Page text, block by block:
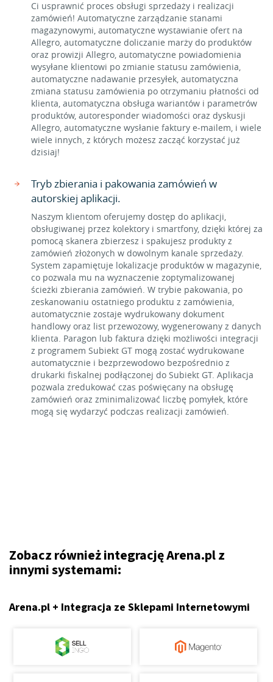
Ci usprawnić proces obsługi sprzedaży i realizacji
zamówień! Automatyczne zarządzanie stanami
magazynowymi, automatyczne wystawianie ofert na
Allegro, automatyczne doliczanie marży do produktów
oraz prowizji Allegro, automatyczne powiadomienia
wysyłane klientowi po zmianie statusu zamówienia,
automatyczne nadawanie przesyłek, automatyczna
zmiana statusu zamówienia po otrzymaniu płatności od
klienta, automatyczna obsługa wariantów i parametrów
produktów, autoresponder wiadomości oraz dyskusji
Allegro, automatyczne wysłanie faktury e-mailem, i wiele
wiele innych, z których możesz zacząć korzystać już
dzisiaj!
Tryb zbierania i pakowania zamówień w
autorskiej aplikacji.
Naszym klientom oferujemy dostęp do aplikacji,
obsługiwanej przez kolektory i smartfony, dzięki której za
pomocą skanera zbierzesz i spakujesz produkty z
zamówień złożonych w dowolnym kanale sprzedaży.
System zapamiętuje lokalizacje produktów w magazynie,
co pozwala mu na wyznaczenie zoptymalizowanej
ścieżki zbierania zamówień. W trybie pakowania, po
zeskanowaniu ostatniego produktu z zamówienia,
automatycznie zostaje wydrukowany dokument
handlowy oraz list przewozowy, wygenerowany z danych
klienta. Paragon lub faktura dzięki możliwości integracji
z programem Subiekt GT mogą zostać wydrukowane
automatycznie i bezprzewodowo bezpośrednio z
drukarki fiskalnej podłączonej do Subiekt GT. Aplikacja
pozwala zredukować czas poświęcany na obsługę
zamówień oraz zminimalizować liczbę pomyłek, które
mogą się wydarzyć podczas realizacji zamówień.
Zobacz również integrację Arena.pl z
innymi systemami:
Arena.pl + Integracja ze Sklepami Internetowymi